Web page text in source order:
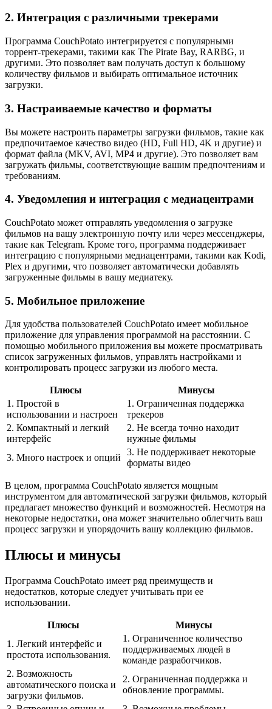
2. Интеграция с различными трекерами
Программа CouchPotato интегрируется с популярными
торрент-трекерами, такими как The Pirate Bay, RARBG, и
другими. Это позволяет вам получать доступ к большому
количеству фильмов и выбирать оптимальное источник
загрузки.
3. Настраиваемые качество и форматы
Вы можете настроить параметры загрузки фильмов, такие как
предпочитаемое качество видео (HD, Full HD, 4K и другие) и
формат файла (MKV, AVI, MP4 и другие). Это позволяет вам
загружать фильмы, соответствующие вашим предпочтениям и
требованиям.
4. Уведомления и интеграция с медиацентрами
CouchPotato может отправлять уведомления о загрузке
фильмов на вашу электронную почту или через мессенджеры,
такие как Telegram. Кроме того, программа поддерживает
интеграцию с популярными медиацентрами, такими как Kodi,
Plex и другими, что позволяет автоматически добавлять
загруженные фильмы в вашу медиатеку.
5. Мобильное приложение
Для удобства пользователей CouchPotato имеет мобильное
приложение для управления программой на расстоянии. С
помощью мобильного приложения вы можете просматривать
список загруженных фильмов, управлять настройками и
контролировать процесс загрузки из любого места.
Плюсы
Минусы
1. Простой в
использовании и настроен
1. Ограниченная поддержка
трекеров
2. Компактный и легкий
интерфейс
2. Не всегда точно находит
нужные фильмы
3. Много настроек и опций
3. Не поддерживает некоторые
форматы видео
В целом, программа CouchPotato является мощным
инструментом для автоматической загрузки фильмов, который
предлагает множество функций и возможностей. Несмотря на
некоторые недостатки, она может значительно облегчить ваш
процесс загрузки и упорядочить вашу коллекцию фильмов.
Плюсы и минусы
Программа CouchPotato имеет ряд преимуществ и
недостатков, которые следует учитывать при ее
использовании.
Плюсы
Минусы
1. Легкий интерфейс и
простота использования.
1. Ограниченное количество
поддерживаемых людей в
команде разработчиков.
2. Возможность
автоматического поиска и
загрузки фильмов.
2. Ограниченная поддержка и
обновление программы.